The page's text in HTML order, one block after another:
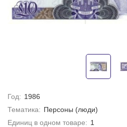
Год: 1986
Тематика: Персоны (люди)
Единиц в одном товаре: 1